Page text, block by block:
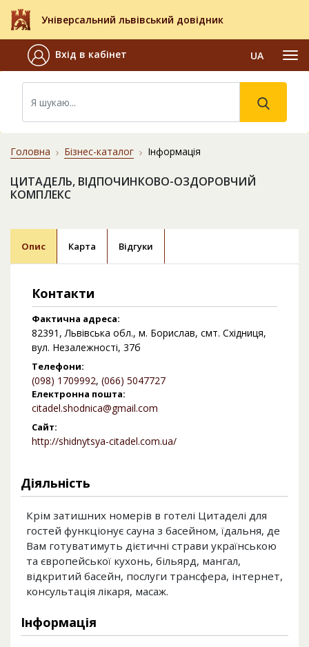
Універсальний львівський довідник
Вхід в кабінет UA
Головна Бізнес-каталог Інформація
ЦИТАДЕЛЬ, ВІДПОЧИНКОВО-ОЗДОРОВЧИЙ
КОМПЛЕКС
Опис Карта Відгуки
Контакти
Фактична адреса:
82391, Львівська обл., м. Борислав, смт. Східниця,
вул. Незалежності, 37б
Телефони:
(098) 1709992, (066) 5047727
Електронна пошта:
citadel.shodnica@gmail.com
Сайт:
http://shidnytsya-citadel.com.ua/
Діяльність
Крім затишних номерів в готелі Цитаделі для
гостей функціонує сауна з басейном, їдальня, де
Вам готуватимуть дієтичні страви українською
та європейської кухонь, більярд, мангал,
відкритий басейн, послуги трансфера, інтернет,
консультація лікаря, масаж.
Інформація